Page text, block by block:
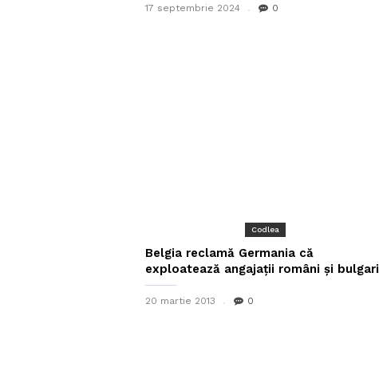
17 septembrie 2024 0
Codlea
Belgia reclamă Germania că
exploatează angajații români și bulgari
20 martie 2013 0